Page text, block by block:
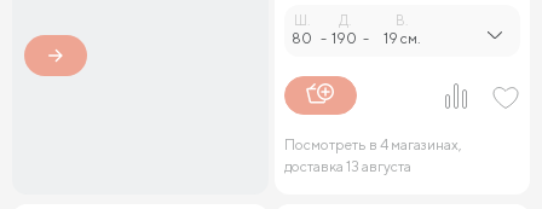
80 -
Д.
190 -
В.
19 см.
Посмотреть в 4 магазинах,
доставка 13 августа